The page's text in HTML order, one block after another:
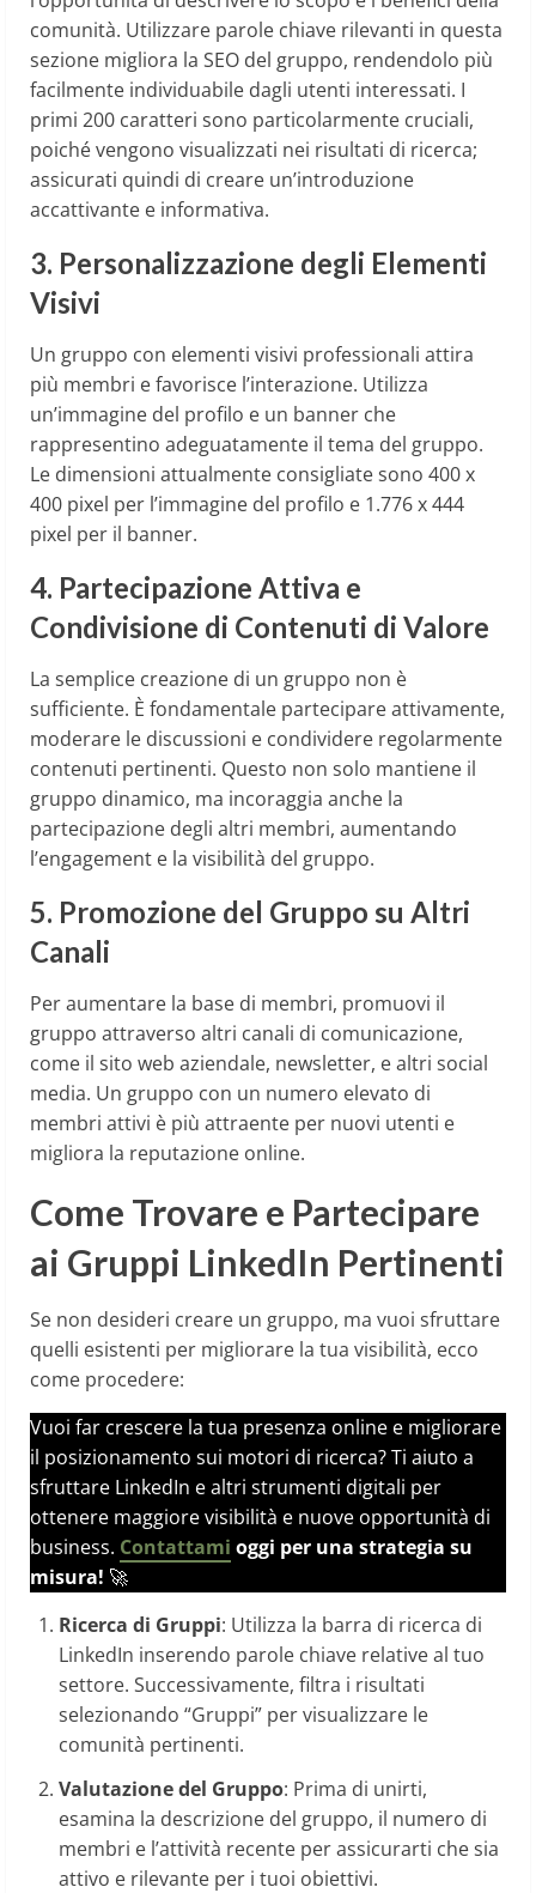
comunità. Utilizzare parole chiave rilevanti in questa
sezione migliora la SEO del gruppo, rendendolo più
facilmente individuabile dagli utenti interessati. I
primi 200 caratteri sono particolarmente cruciali,
poiché vengono visualizzati nei risultati di ricerca;
assicurati quindi di creare un’introduzione
accattivante e informativa.
3. Personalizzazione degli Elementi
Visivi
Un gruppo con elementi visivi professionali attira
più membri e favorisce l’interazione. Utilizza
un’immagine del profilo e un banner che
rappresentino adeguatamente il tema del gruppo.
Le dimensioni attualmente consigliate sono 400 x
400 pixel per l’immagine del profilo e 1.776 x 444
pixel per il banner.
4. Partecipazione Attiva e
Condivisione di Contenuti di Valore
La semplice creazione di un gruppo non è
sufficiente. È fondamentale partecipare attivamente,
moderare le discussioni e condividere regolarmente
contenuti pertinenti. Questo non solo mantiene il
gruppo dinamico, ma incoraggia anche la
partecipazione degli altri membri, aumentando
l’engagement e la visibilità del gruppo.
5. Promozione del Gruppo su Altri
Canali
Per aumentare la base di membri, promuovi il
gruppo attraverso altri canali di comunicazione,
come il sito web aziendale, newsletter, e altri social
media. Un gruppo con un numero elevato di
membri attivi è più attraente per nuovi utenti e
migliora la reputazione online.
Come Trovare e Partecipare
ai Gruppi LinkedIn Pertinenti
Se non desideri creare un gruppo, ma vuoi sfruttare
quelli esistenti per migliorare la tua visibilità, ecco
come procedere:
Vuoi far crescere la tua presenza online e migliorare
il posizionamento sui motori di ricerca? Ti aiuto a
sfruttare LinkedIn e altri strumenti digitali per
ottenere maggiore visibilità e nuove opportunità di
business. Contattami oggi per una strategia su
misura! 🚀
Ricerca di Gruppi: Utilizza la barra di ricerca di
LinkedIn inserendo parole chiave relative al tuo
settore. Successivamente, filtra i risultati
selezionando “Gruppi” per visualizzare le
comunità pertinenti.
Valutazione del Gruppo: Prima di unirti,
esamina la descrizione del gruppo, il numero di
membri e l’attività recente per assicurarti che sia
attivo e rilevante per i tuoi obiettivi.